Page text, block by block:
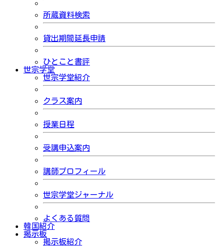
所蔵資料検索
貸出期間延長申請
ひとこと書評
世宗学堂
世宗学堂紹介
クラス案内
授業日程
受講申込案内
講師プロフィール
世宗学堂ジャーナル
よくある質問
韓国紹介
掲示板
掲示板紹介